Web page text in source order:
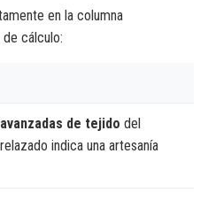
en la columna
cálculo:
de tejido del
indica una artesanía